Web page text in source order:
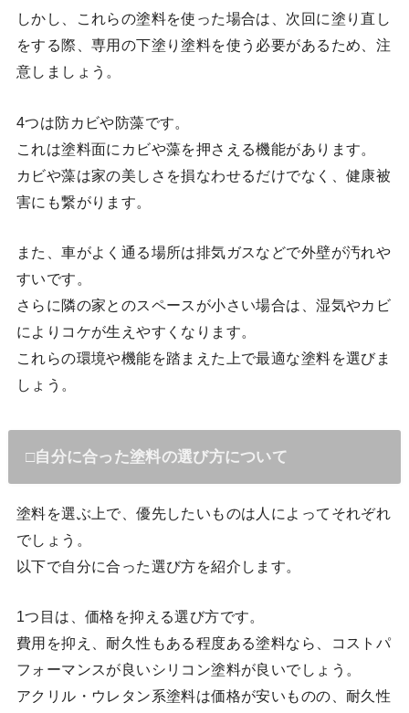
しかし、これらの塗料を使った場合は、次回に塗り直し
をする際、専用の下塗り塗料を使う必要があるため、注
意しましょう。
4つは防カビや防藻です。
これは塗料面にカビや藻を押さえる機能があります。
カビや藻は家の美しさを損なわせるだけでなく、健康被
害にも繋がります。
また、車がよく通る場所は排気ガスなどで外壁が汚れや
すいです。
さらに隣の家とのスペースが小さい場合は、湿気やカビ
によりコケが生えやすくなります。
これらの環境や機能を踏まえた上で最適な塗料を選びま
しょう。
□自分に合った塗料の選び方について
塗料を選ぶ上で、優先したいものは人によってそれぞれ
でしょう。
以下で自分に合った選び方を紹介します。
1つ目は、価格を抑える選び方です。
費用を抑え、耐久性もある程度ある塗料なら、コストパ
フォーマンスが良いシリコン塗料が良いでしょう。
アクリル・ウレタン系塗料は価格が安いものの、耐久性